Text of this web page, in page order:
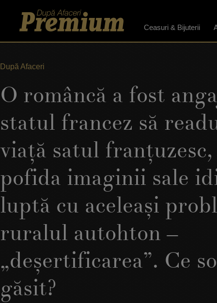
Ceasuri & Bijuterii
După Afaceri
O româncă a fost
statul francez să
viaţă satul
pofida imaginii sale
luptă cu aceleaşi
ruralul autohton –
„deşertificarea”. Ce
găsit?